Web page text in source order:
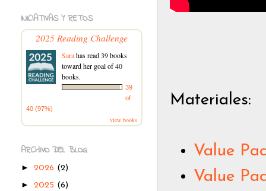
Materiales:
Value
Value
INICIATIVAS Y RETOS
2025 Reading Challenge
Sarahas read 39 books
toward her goal of 40
books.
39
of
40 (97%)
view books
ARCHIVO DEL BLOG
► 2026 (2)
► 2025 (6)